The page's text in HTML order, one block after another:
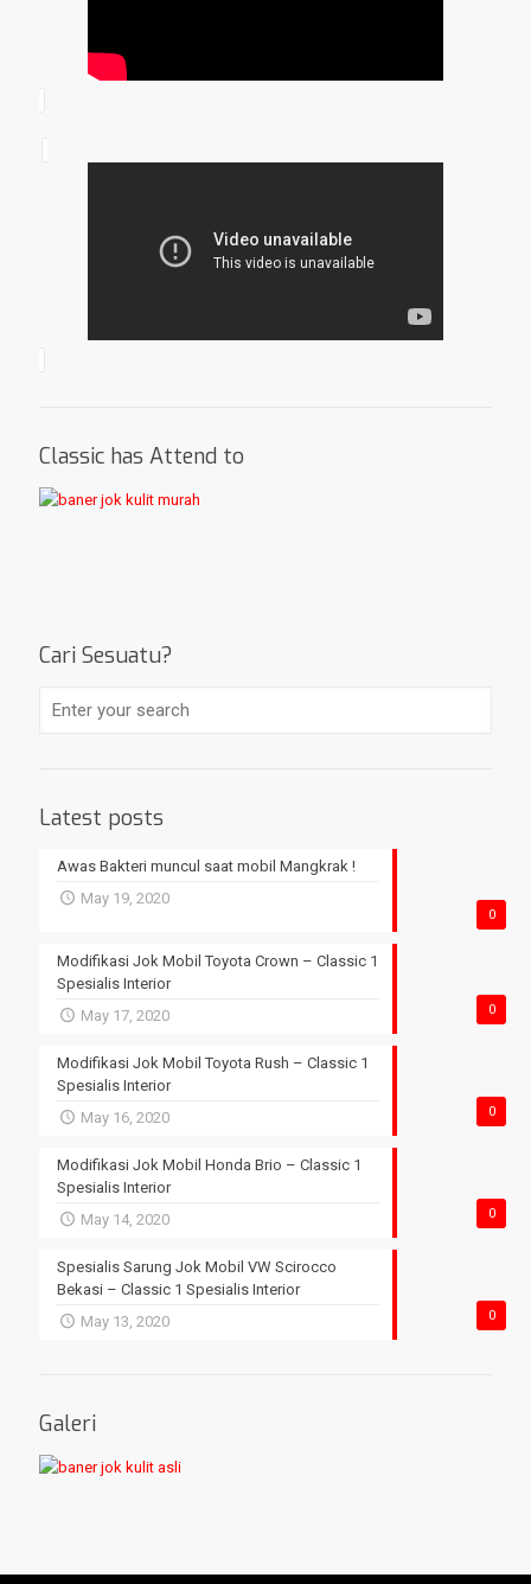
Classic has Attend to
Cari Sesuatu?
Latest posts
0
Awas Bakteri muncul saat mobil Mangkrak !
May 19, 2020
0
Modifikasi Jok Mobil Toyota Crown – Classic 1
Spesialis Interior
May 17, 2020
0
Modifikasi Jok Mobil Toyota Rush – Classic 1
Spesialis Interior
May 16, 2020
0
Modifikasi Jok Mobil Honda Brio – Classic 1
Spesialis Interior
May 14, 2020
0
Spesialis Sarung Jok Mobil VW Scirocco
Bekasi – Classic 1 Spesialis Interior
May 13, 2020
Galeri